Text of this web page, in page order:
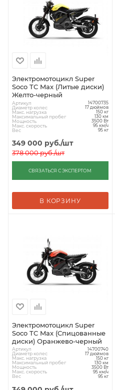
Электромотоцикл Super
Soco TC Max (Литые диски)
Желто-черный
Артикул 14700735
Диаметр колес 17 дюймов
Макс. нагрузка 150 кг
Максимальный пробег 130 км
Мощность 3500 Вт
Макс. скорость 95 км/ч
Вес 95 кг
349 000 руб./шт
378 000руб./шт
СВЯЗАТЬСЯ С ЭКСПЕРТОМ
В КОРЗИНУ
Электромотоцикл Super
Soco TC Max (Спицованные
диски) Оранжево-черный
Артикул 14700740
Диаметр колес 17 дюймов
Макс. нагрузка 150 кг
Максимальный пробег 130 км
Мощность 3500 Вт
Макс. скорость 95 км/ч
Вес 95 кг